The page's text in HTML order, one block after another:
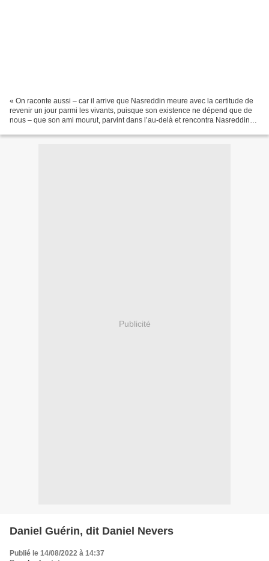
« On raconte aussi – car il arrive que Nasreddin meure avec la certitude de
revenir un jour parmi les vivants, puisque son existence ne dépend que de
nous – que son ami mourut, parvint dans l’au-delà et rencontra Nasreddin
Publicité
Daniel Guérin, dit Daniel Nevers
Publié le 14/08/2022 à 14:37